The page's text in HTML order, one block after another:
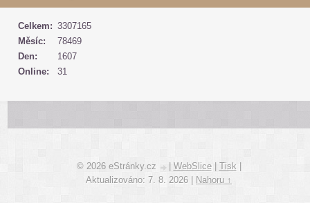
Online: 31
Celkem: 3307165
Měsíc:
78469
Den:
1607
© 2026 eStránky.cz WebSlice Tisk
Aktualizováno: 7. 8. 2026
Nahoru ↑